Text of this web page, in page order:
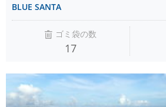
BLUE SANTA
ゴミ袋の数
17